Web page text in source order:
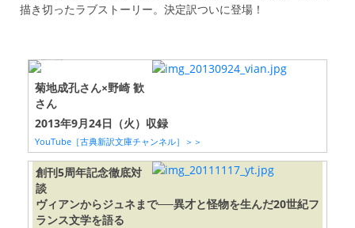
描き切ったラブストーリー。決定訳ついに登場！
菊地成孔さん×野崎 歓
さん
2013年9月24日（火）収録
YouTube［古典新訳文庫チャンネル］＞＞
創刊5周年記念徹底対
談
ヴィアンからジュネまで──異才と怪物を生んだ20世紀フ
ランス文学を語る